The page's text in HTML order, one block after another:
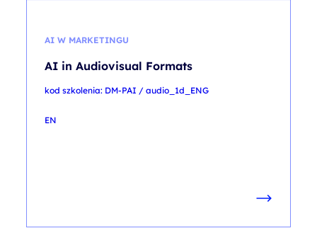
AI W MARKETINGU
AI in Audiovisual Formats
kod szkolenia: DM-PAI / audio_1d_ENG
EN